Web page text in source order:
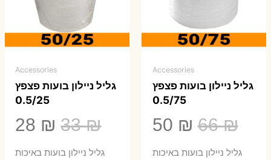
Accessories
גליל ניילון בועות פצפץ
0.5/75
66₪
המחיר
המקורי
50 ₪
הנוכחיגליל ניילון בועות באיכות
Accessories
גליל ניילון בועות פצפץ
0.5/25
33₪
המחיר
המקורי
28 ₪
גליל ניילון בועות באיכות